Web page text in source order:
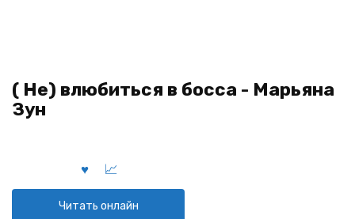
( Не) влюбиться в босса - Марьяна
Зун
Читать онлайн